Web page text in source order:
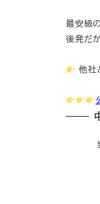
最安級
後発だ
他社